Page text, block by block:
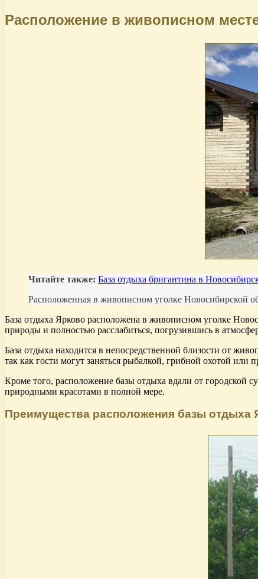
Расположение в живописном
Читайте также: База отдыха бригантина в
Расположенная в живописном уголке Новосибирской
База отдыха Ярково расположена в живописном уголке
природы и полностью расслабиться, погрузившись в
База отдыха находится в непосредственной близости от
так как гости могут заняться рыбалкой, грибной охотой или
Кроме того, расположение базы отдыха вдали от городской
природными красотами в полной мере.
Преимущества расположения базы отдыха